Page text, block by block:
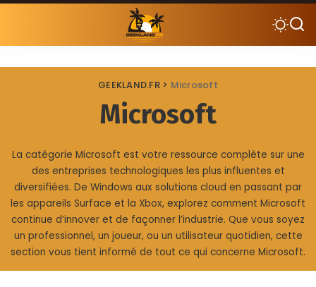
GEEKLAND.FR> Microsoft
Microsoft
La catégorie Microsoft est votre ressource complète sur une
des entreprises technologiques les plus influentes et
diversifiées. De Windows aux solutions cloud en passant par
les appareils Surface et la Xbox, explorez comment Microsoft
continue d’innover et de façonner l’industrie. Que vous soyez
un professionnel, un joueur, ou un utilisateur quotidien, cette
section vous tient informé de tout ce qui concerne Microsoft.